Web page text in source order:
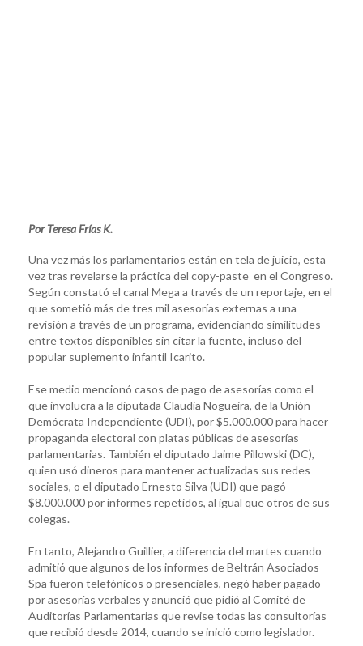
Por Teresa Frías K.
Una vez más los parlamentarios están en tela de juicio, esta
vez tras revelarse la práctica del copy-paste en el Congreso.
Según constató el canal Mega a través de un reportaje, en el
que sometió más de tres mil asesorías externas a una
revisión a través de un programa, evidenciando similitudes
entre textos disponibles sin citar la fuente, incluso del
popular suplemento infantil Icarito.
Ese medio mencionó casos de pago de asesorías como el
que involucra a la diputada Claudia Nogueira, de la Unión
Demócrata Independiente (UDI), por $5.000.000 para hacer
propaganda electoral con platas públicas de asesorías
parlamentarias. También el diputado Jaime Pillowski (DC),
quien usó dineros para mantener actualizadas sus redes
sociales, o el diputado Ernesto Silva (UDI) que pagó
$8.000.000 por informes repetidos, al igual que otros de sus
colegas.
En tanto, Alejandro Guillier, a diferencia del martes cuando
admitió que algunos de los informes de Beltrán Asociados
Spa fueron telefónicos o presenciales, negó haber pagado
por asesorías verbales y anunció que pidió al Comité de
Auditorías Parlamentarias que revise todas las consultorías
que recibió desde 2014, cuando se inició como legislador.